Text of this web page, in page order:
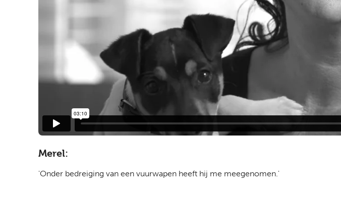
Merel:
'Onder bedreiging van een vuurwapen heeft hij me meegenomen.'